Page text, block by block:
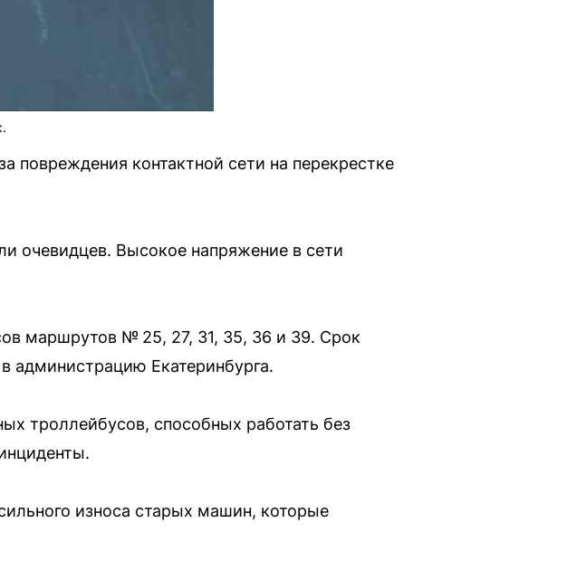
повреждения контактной сети на перекрестке
очевидцев. Высокое напряжение в сети
маршрутов № 25, 27, 31, 35, 36 и 39. Срок
администрацию Екатеринбурга.
троллейбусов, способных работать без
износа старых машин, которые